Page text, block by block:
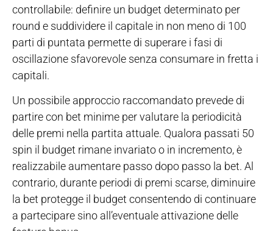
controllabile: definire un budget determinato per
round e suddividere il capitale in non meno di 100
parti di puntata permette di superare i fasi di
oscillazione sfavorevole senza consumare in fretta i
capitali.
Un possibile approccio raccomandato prevede di
partire con bet minime per valutare la periodicità
delle premi nella partita attuale. Qualora passati 50
spin il budget rimane invariato o in incremento, è
realizzabile aumentare passo dopo passo la bet. Al
contrario, durante periodi di premi scarse, diminuire
la bet protegge il budget consentendo di continuare
a partecipare sino all’eventuale attivazione delle